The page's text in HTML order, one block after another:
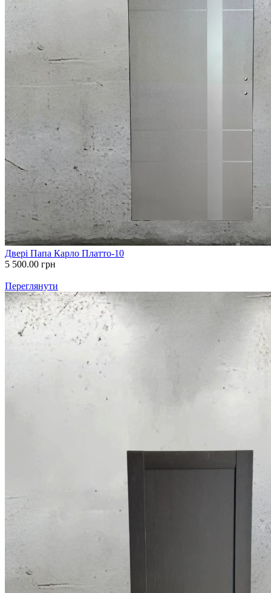
Двері Папа Карло Платто-10
5 500.00 грн
Переглянути